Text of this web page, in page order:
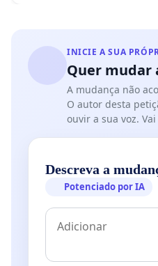
INICIE A SUA
Quer mudar
A mudança não
O autor desta
ouvir a sua voz.
Descreva a
Potenciado por IA